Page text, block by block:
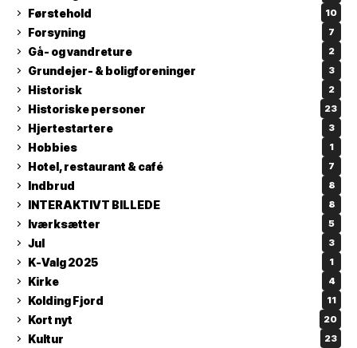
Førstehold
10
Forsyning 7
Gå- og vandreture 2
Grundejer- & boligforeninger 3
Historisk 2
Historiske personer 23
Hjertestartere 3
Hobbies 1
Hotel, restaurant & café 7
Indbrud 8
INTERAKTIVT BILLEDE 8
Iværksætter 5
Jul 3
K-Valg 2025 1
Kirke 4
Kolding Fjord 11
Kort nyt 20
Kultur 23